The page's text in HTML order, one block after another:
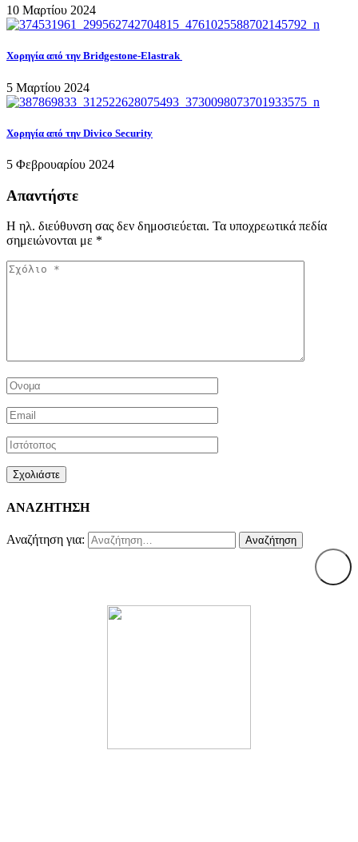
10 Μαρτίου 2024
Χορηγία από την Bridgestone-Elastrak
5 Μαρτίου 2024
Χορηγία από την Divico Security
5 Φεβρουαρίου 2024
Απαντήστε
Η ηλ. διεύθυνση σας δεν δημοσιεύεται. Τα υποχρεωτικά πεδία
σημειώνονται με *
ΑΝΑΖΗΤΗΣΗ
Αναζήτηση για: